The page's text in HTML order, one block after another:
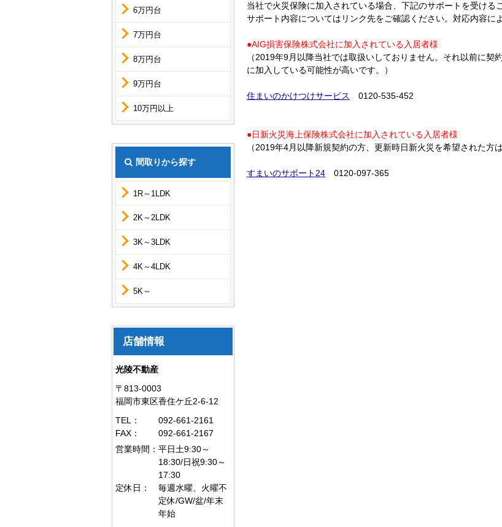
6万円台
7万円台
8万円台
9万円台
10万円以上
間取りから探す
1R～1LDK
2K～2LDK
3K～3LDK
4K～4LDK
5K～
店舗情報
光陵不動産
〒813-0003
福岡市東区香住ケ丘2-6-12
TEL：
092-661-2161
FAX：
092-661-2167
営業時間： 平日土9:30～
18:30/日祝9:30～
17:30
定休日：
毎週水曜、火曜不
定休/GW/盆/年末
年始
当社で火災保険に加入されている場合、下記のサポートを受ける
サポート内容についてはリンク先をご確認ください。対応内容に
●AIG損害保険株式会社に加入されている入居者様
（2019年9月以降当社では取扱いしておりません。それ以前に
に加入している可能性が高いです。）
住まいのかけつけサービス 0120-535-452
●日新火災海上保険株式会社に加入されている入居者様
（2019年4月以降新規契約の方、更新時日新火災を希望された方
すまいのサポート24 0120-097-365